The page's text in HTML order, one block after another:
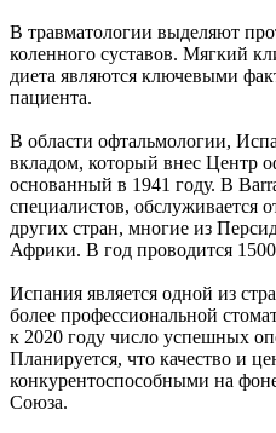
В травматологии выделяют
коленного суставов. Мягкий
диета являются ключевыми
пациента.
В области офтальмологии,
вкладом, который внес Центр
основанный в 1941 году. В
специалистов, обслуживается
других стран, многие из
Африки. В год проводится
Испания является одной из
более профессиональной
к 2020 году число успешных
Планируется, что качество и
конкурентоспособными на
Союза.